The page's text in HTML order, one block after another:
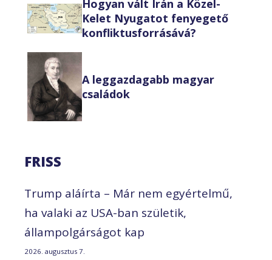
Hogyan vált Irán a Közel-
Kelet Nyugatot fenyegető
konfliktusforrásává?
A leggazdagabb magyar
családok
FRISS
Trump aláírta – Már nem egyértelmű,
ha valaki az USA-ban születik,
állampolgárságot kap
2026. augusztus 7.